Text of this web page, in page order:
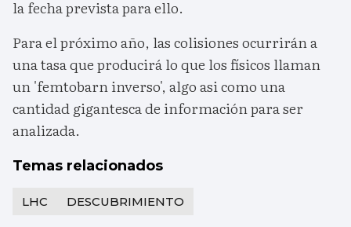
la fecha prevista para ello.
Para el próximo año, las colisiones ocurrirán a
una tasa que producirá lo que los físicos llaman
un 'femtobarn inverso', algo asi como una
cantidad gigantesca de información para ser
analizada.
Temas relacionados
LHC DESCUBRIMIENTO